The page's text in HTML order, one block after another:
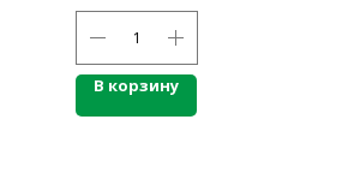
В корзину
КАТАЛОГ ПРОДУКЦИИ
Кордиалы, Сиропы, Основы